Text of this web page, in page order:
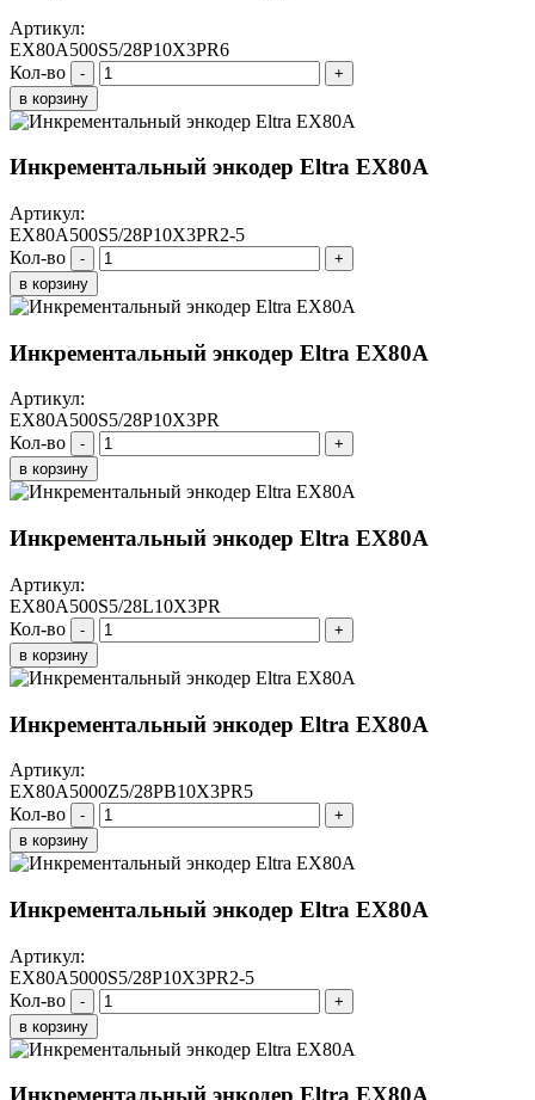
Артикул:
EX80A500S5/28P10X3PR6
Кол-во
-
+
в корзину
Инкрементальный энкодер Eltra EX80A
Артикул:
EX80A500S5/28P10X3PR2-5
Кол-во
-
+
в корзину
Инкрементальный энкодер Eltra EX80A
Артикул:
EX80A500S5/28P10X3PR
Кол-во
-
+
в корзину
Инкрементальный энкодер Eltra EX80A
Артикул:
EX80A500S5/28L10X3PR
Кол-во
-
+
в корзину
Инкрементальный энкодер Eltra EX80A
Артикул:
EX80A5000Z5/28PB10X3PR5
Кол-во
-
+
в корзину
Инкрементальный энкодер Eltra EX80A
Артикул:
EX80A5000S5/28P10X3PR2-5
Кол-во
-
+
в корзину